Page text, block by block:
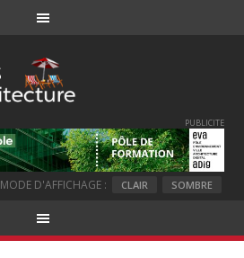
PUBLICITE
MODE D'AFFICHAGE : CLAIR SOMBRE